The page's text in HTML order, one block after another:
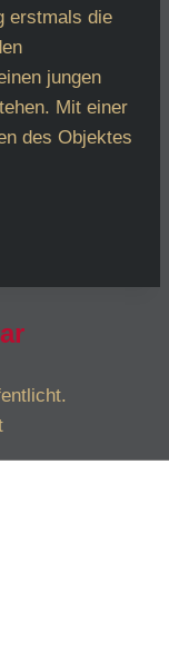
erstmals die
jungen
Mit einer
des Objektes